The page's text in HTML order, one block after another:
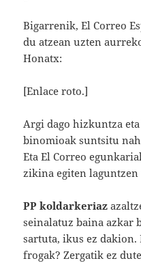
Bigarrenik, El Correo
du atzean uzten
Honatx:
[Enlace roto.]
Argi dago hizkuntza
binomioak suntsitu
Eta El Correo
zikina egiten
PP koldarkeriaz
seinalatuz baina azkar
sartuta, ikus ez
frogak? Zergatik ez